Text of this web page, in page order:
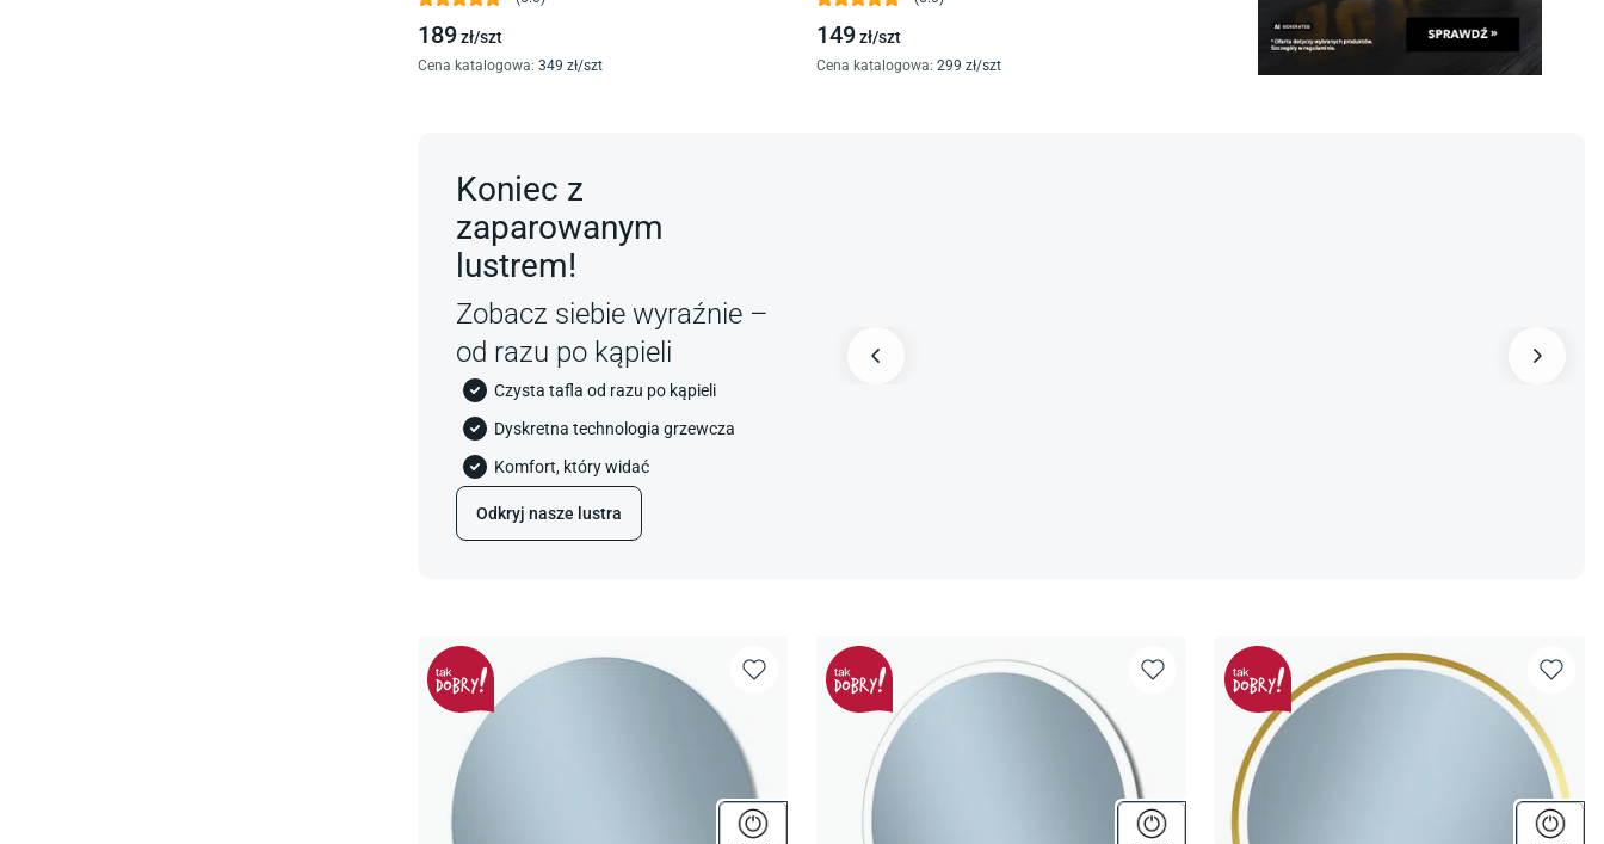
189zł/szt
Cena katalogowa: 349 zł/szt
149zł/szt
Cena katalogowa: 299 zł/szt
Koniec z
zaparowanym
lustrem!
Zobacz siebie wyraźnie –
od razu po kąpieli
Czysta tafla od razu po kąpieli
Dyskretna technologia grzewcza
Komfort, który widać
Odkryj nasze lustra